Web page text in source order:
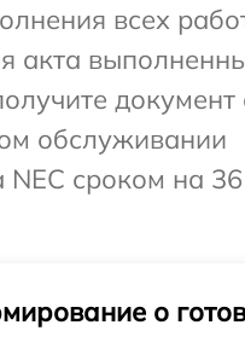
всех
акта
документ
обслуживании
NEC сроком на 36
о